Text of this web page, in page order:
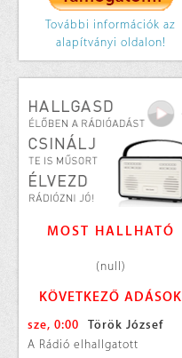
További információk az
alapítványi oldalon!
MOST HALLHATÓ
(null)
KÖVETKEZŐ ADÁSOK
sze, 0:00
Török József
A Rádió elhallgatott